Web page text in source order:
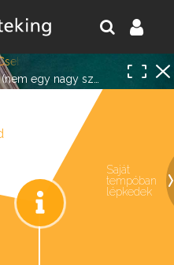
egyenlőtlenségek
Saját
tempóban
lépkedek